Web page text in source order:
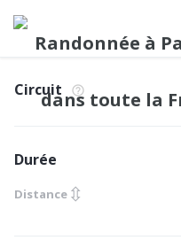
Circuit
Durée
Distance ⇳